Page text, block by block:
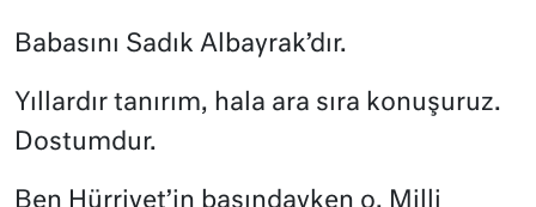
Babasını Sadık Albayrak’dır.
Yıllardır tanırım, hala ara sıra konuşuruz.
Dostumdur.
Ben Hürriyet’in başındayken o, Milli